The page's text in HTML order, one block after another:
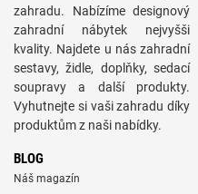
zahradu. Nabízíme designový
zahradní nábytek nejvyšši
kvality. Najdete u nás zahradní
sestavy, židle, doplňky, sedací
soupravy a další produkty.
Vyhutnejte si vaši zahradu díky
produktům z naši nabídky.
BLOG
Náš magazín